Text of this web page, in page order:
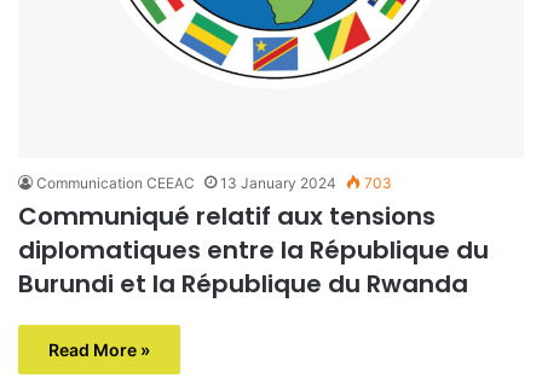
Communication CEEAC 13 January 2024 703
Communiqué relatif aux tensions
diplomatiques entre la République du
Burundi et la République du Rwanda
Read More »